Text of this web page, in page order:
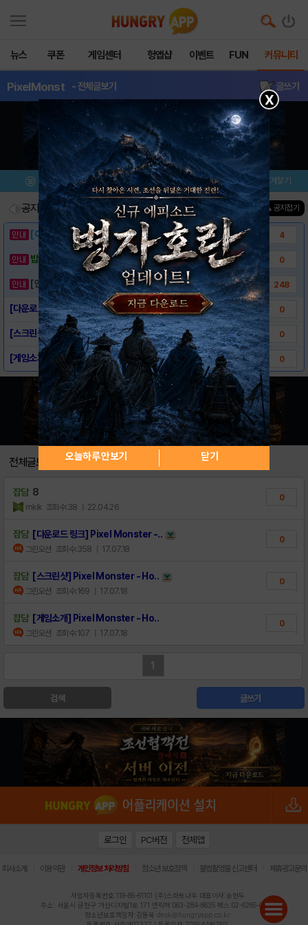
뉴스 쿠폰 게임센터 헝앱샵 이벤트 FUN 커뮤니티
PixelMonst - 전체글보기 글쓰기
메뉴 이벤트/미션 설치/평가 즐겨찾기
공지사항 진행중인 이벤트0건 ▲ 공지접기
[이벤트] 웃음으로 매일매일 해피! 유머 게시.. 4
밥알이의 헝앱통신 ⑲ “밥알이, 드디어 멀티를.. 0
[안내] 헝그리앱 필수 상식! 밥알 획득 안내.. 248
[다운로드 링크] Pixel Monster -.. 0
[스크린샷] Pixel Monster - Ho.. 0
[게임소개] Pixel Monster - Ho.. 0
전체글보기
잡담 8
mkik 조회수:38 | 22.04.26
0
잡담 [다운로드 링크] Pixel Monster -..
그린오션 조회수:358 | 17.07.18
0
잡담 [스크린샷] Pixel Monster - Ho..
그린오션 조회수:169 | 17.07.18
0
잡담 [게임소개] Pixel Monster - Ho..
그린오션 조회수:107 | 17.07.18
0
1
검색 글쓰기
X
오늘하루 안보기 닫기
로그인 PC버전 전체앱
회사소개 이용약관 개인정보 처리방침 청소년 보호정책 불법촬영물 신고센터 제휴광고문의
사업자등록번호:119-86-61101 (주)스마트나우 대표이사:송현두
주소: 서울시 금천구 가산디지털1로 171 연락처:063-284-8635 팩스:02-6265-0377
청소년보호책임자:김동욱 desk@hungryapp.co.kr